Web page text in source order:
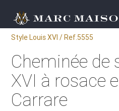
Style Louis XVI / Ref.5555
Cheminée de
XVI à rosace
Carrare